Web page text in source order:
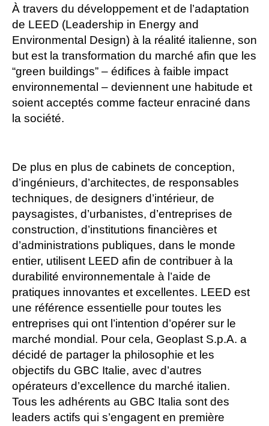
À travers du développement et de l’adaptation
de LEED (Leadership in Energy and
Environmental Design) à la réalité italienne, son
but est la transformation du marché afin que les
“green buildings” – édifices à faible impact
environnemental – deviennent une habitude et
soient acceptés comme facteur enraciné dans
la société.
De plus en plus de cabinets de conception,
d’ingénieurs, d’architectes, de responsables
techniques, de designers d’intérieur, de
paysagistes, d’urbanistes, d’entreprises de
construction, d’institutions financières et
d’administrations publiques, dans le monde
entier, utilisent LEED afin de contribuer à la
durabilité environnementale à l’aide de
pratiques innovantes et excellentes. LEED est
une référence essentielle pour toutes les
entreprises qui ont l’intention d’opérer sur le
marché mondial. Pour cela, Geoplast S.p.A. a
décidé de partager la philosophie et les
objectifs du GBC Italie, avec d’autres
opérateurs d’excellence du marché italien.
Tous les adhérents au GBC Italia sont des
leaders actifs qui s’engagent en première